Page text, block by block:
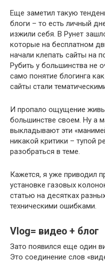
Еще заметил такую
блоги – то есть личный
изжили себя. В Рунет
которые на бесплатном
начали клепать сайты на
Рубить у большинства не
само понятие блогинга
сайты стали
И пропало ощущение
большинстве своем. Ну а
выкладывают эти
никакой критики – тупой
разобраться в теме.
Кажется, я уже приводил
установке газовых
статью на десятках
техническими ошибками.
Vlog= видео + блог
Зато появился еще один
Это соединение слов